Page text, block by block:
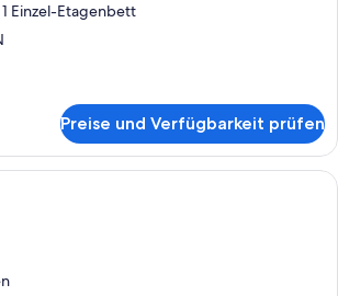
Einzel-Etagenbett
Preise und Verfügbarkeit prüfen
Dreibettzimmer | Schreibtisch,